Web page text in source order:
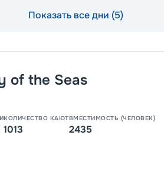
Показать все дни (5)
of the Seas
КОЛИЧЕСТВО КАЮТ
1013
ВМЕСТИМОСТЬ (ЧЕЛОВЕК)
2435